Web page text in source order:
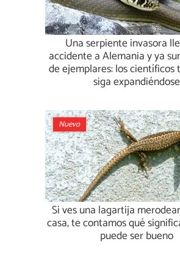
Una serpiente invasora
accidente a Alemania y ya
de ejemplares: los científicos
siga expandiéndose
Nuevo
Si ves una lagartija
casa, te contamos qué
puede ser bueno